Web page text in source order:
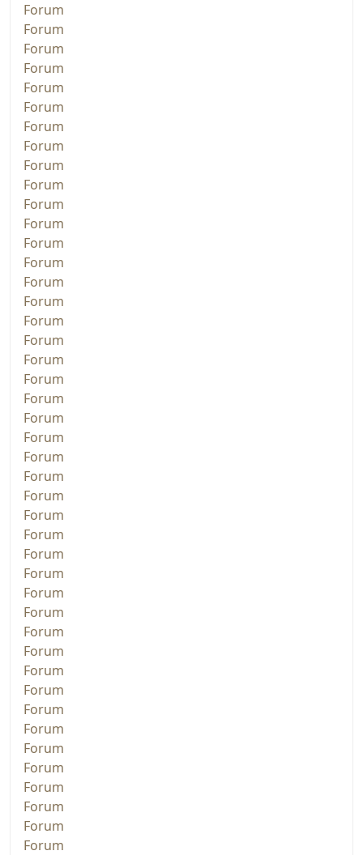
Forum
Forum
Forum
Forum
Forum
Forum
Forum
Forum
Forum
Forum
Forum
Forum
Forum
Forum
Forum
Forum
Forum
Forum
Forum
Forum
Forum
Forum
Forum
Forum
Forum
Forum
Forum
Forum
Forum
Forum
Forum
Forum
Forum
Forum
Forum
Forum
Forum
Forum
Forum
Forum
Forum
Forum
Forum
Forum